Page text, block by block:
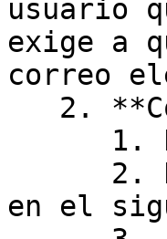
usuario
exige a
correo
en el